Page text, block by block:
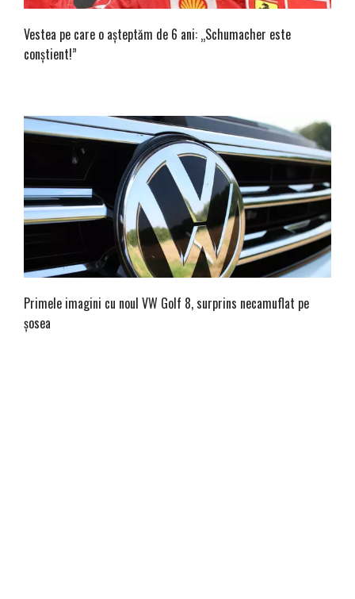
Vestea pe care o așteptăm de 6 ani: „Schumacher este
conștient!”
Primele imagini cu noul VW Golf 8, surprins necamuflat pe
șosea